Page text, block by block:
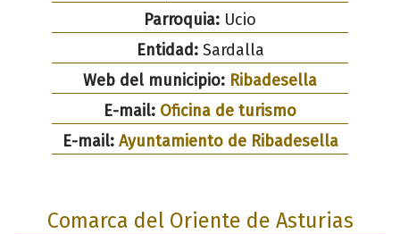
Parroquia: Ucio
Entidad:Sardalla
Web del municipio: Ribadesella
E-mail: Oficina de turismo
E-mail: Ayuntamiento de Ribadesella
Comarca del Oriente de Asturias